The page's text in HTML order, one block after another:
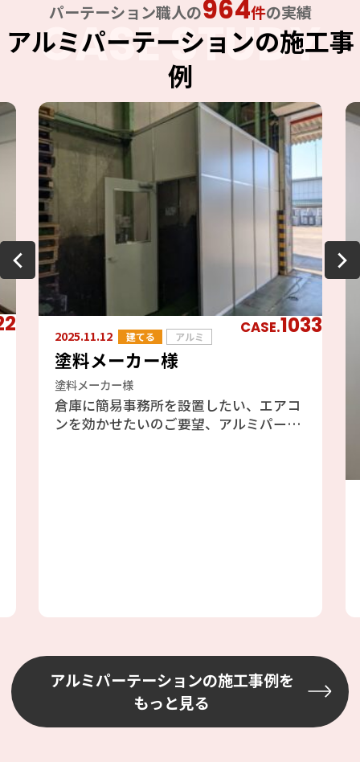
CASE STUDY
パーテーション職人の964件の実績
アルミパーテーションの施工事
例
CASE.1033
2025.11.12 建てる アルミ
塗料メーカー様
塗料メーカー様
倉庫に簡易事務所を設置したい、エアコ
ンを効かせたいのご要望、アルミパーテ
アルミパーテーションの施工事例を
もっと見る